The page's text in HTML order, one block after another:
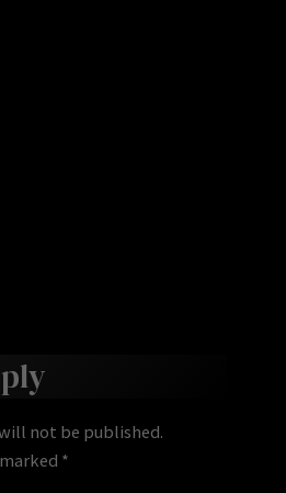
not be published.
*